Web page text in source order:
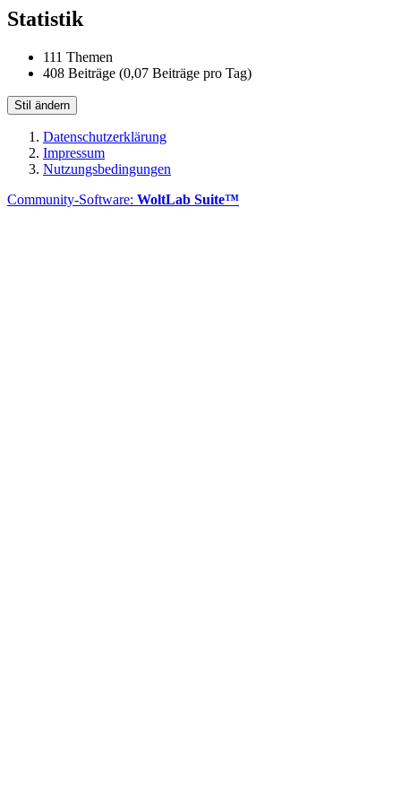
Statistik
111 Themen
408 Beiträge (0,07 Beiträge pro Tag)
Stil ändern
Datenschutzerklärung
Impressum
Nutzungsbedingungen
Community-Software: WoltLab Suite™